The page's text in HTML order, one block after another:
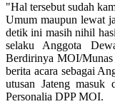
"Hal tersebut sudah
Umum maupun lewat
detik ini masih nihil
selaku Anggota
Berdirinya MOI/Munas
berita acara sebagai
utusan Jateng masuk
Personalia DPP MOI.